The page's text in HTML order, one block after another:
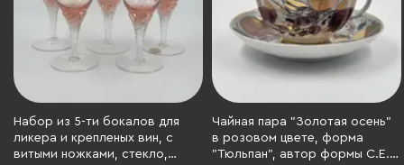
Набор из 5-ти бокалов для
ликера и крепленых вин, с
витыми ножками, стекло,
Чайная пара "Золотая осень"
в розовом цвете, форма
"Тюльпан", автор формы С.Е.